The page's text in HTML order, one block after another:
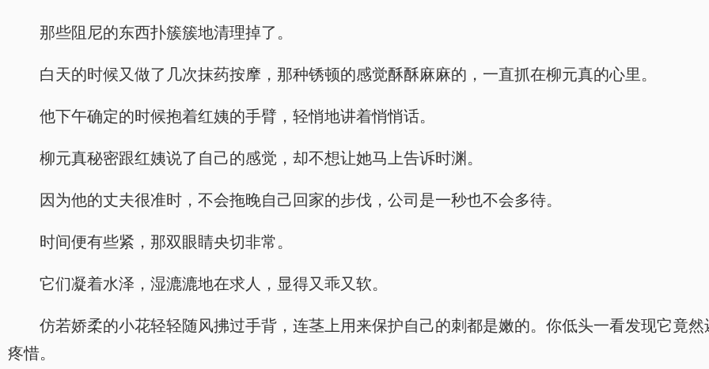
那些阻尼的东西扑簇簇地清理掉了。
白天的时候又做了几次抹药按摩，那种锈顿的感觉酥酥麻麻的，一直抓在柳元真的心里。
他下午确定的时候抱着红姨的手臂，轻悄地讲着悄悄话。
柳元真秘密跟红姨说了自己的感觉，却不想让她马上告诉时渊。
因为他的丈夫很准时，不会拖晚自己回家的步伐，公司是一秒也不会多待。
时间便有些紧，那双眼睛央切非常。
它们凝着水泽，湿漉漉地在求人，显得又乖又软。
仿若娇柔的小花轻轻随风拂过手背，连茎上用来保护自己的刺都是嫩的。你低头一看发现它竟
疼惜。